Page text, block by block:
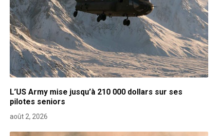
L’US Army mise jusqu’à 210 000 dollars sur ses
pilotes seniors
août 2, 2026